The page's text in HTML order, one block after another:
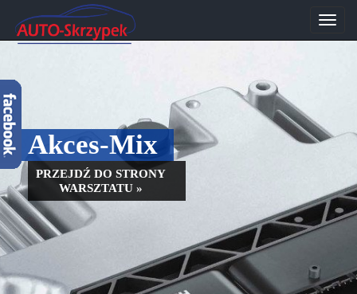
Akces-Mix
PRZEJDŹ DO STRONY
WARSZTATU »